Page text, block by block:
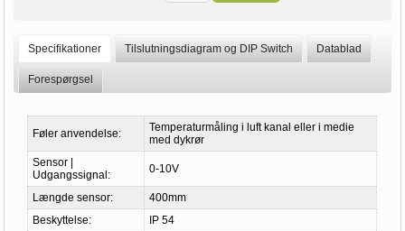
Specifikationer Tilslutningsdiagram og DIP Switch Datablad
Forespørgsel
Føler anvendelse:
Temperaturmåling i luft kanal eller i medie
med dykrør
Sensor |
Udgangssignal:
0-10V
Længde sensor:
400mm
Beskyttelse:
IP 54